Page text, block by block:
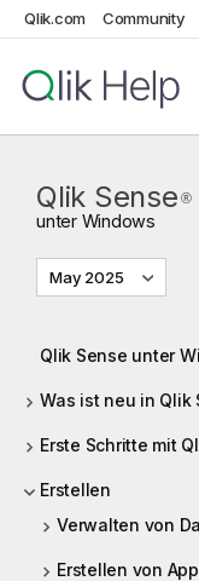
Qlik.com Community
Qlik Sense ®
unter Windows
May 2025
Qlik Sense unter
Was ist neu in Qlik
Erste Schritte mit
Erstellen
Verwalten von
Erstellen von